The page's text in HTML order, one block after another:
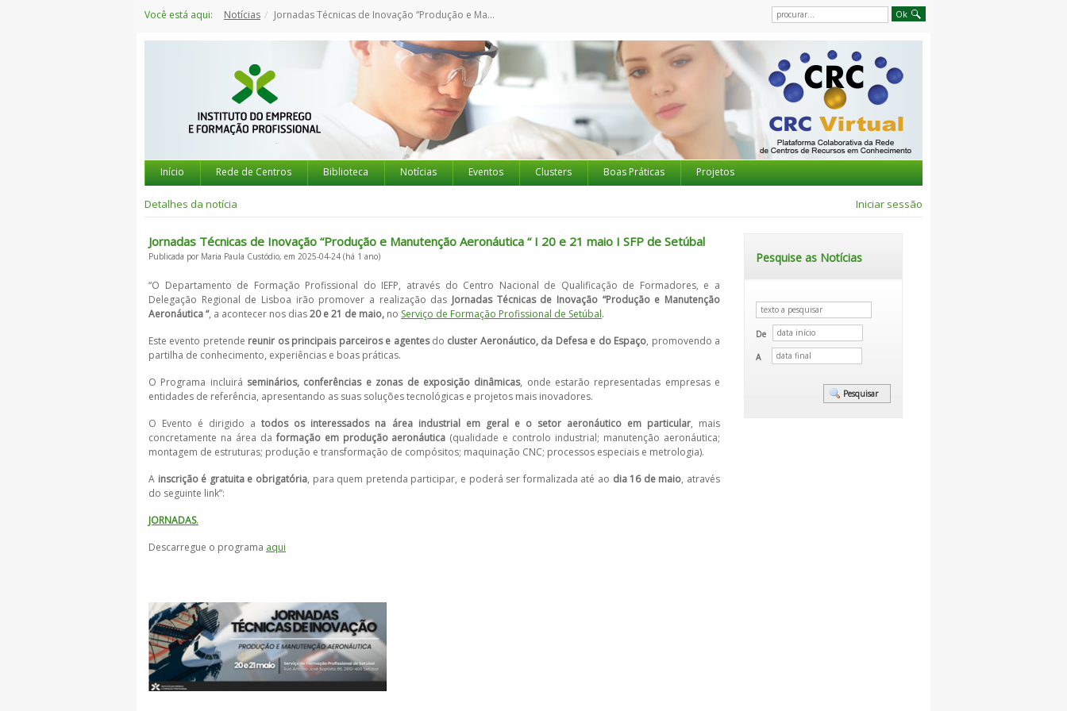
para
Você está aqui: Notícias Jornadas Técnicas de Inovação “Produção e Manutenção Aeronáutica “ I 20 e 21 maio I SFP de Setúbal
Início Rede de Centros Biblioteca Notícias Eventos Clusters Boas Práticas Projetos
Detalhes da notícia Iniciar sessão
Jornadas Técnicas de Inovação “Produção e Manutenção Aeronáutica “ I 20 e 21 maio I SFP de Setúbal
Publicada por Maria Paula Custódio, em 2025-04-24 (há 1 ano)
“O Departamento de Formação Profissional do IEFP, através do Centro Nacional de Qualificação de Formadores, e a
Delegação Regional de Lisboa irão promover a realização das Jornadas Técnicas de Inovação “Produção e Manutenção
Aeronáutica “, a acontecer nos dias20 e 21 de maio, no Serviço de Formação Profissional de Setúbal.
Este evento pretende reunir os principais parceiros e agentesdo cluster Aeronáutico, da Defesa e do Espaço, promovendo a
partilha de conhecimento, experiências e boas práticas.
O Programa incluirá seminários, conferências e zonas de exposição dinâmicas, onde estarão representadas empresas e
entidades de referência, apresentando as suas soluções tecnológicas e projetos mais inovadores.
O Evento é dirigido a todos os interessados na área industrial em geral e o setor aeronáutico em particular, mais
concretamente na área daformação em produção aeronáutica (qualidade e controlo industrial; manutenção aeronáutica;
montagem de estruturas; produção e transformação de compósitos; maquinação CNC; processos especiais e metrologia).
A inscrição é gratuita e obrigatória, para quem pretenda participar, e poderá ser formalizada até ao dia 16 de maio, através
do seguinte link”:
JORNADAS.
Descarregue o programa aqui
Pesquise as Notícias
De
A